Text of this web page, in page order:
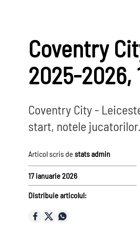
Ousmane Dembélé
Reconstrucție Manchester United
Meciuri Champions League
Golgheteri La Liga
Coventry
2025-2026,
Coventry City -
start, notele jucatorilor.
Articol scris de stats admin
17 ianuarie 2026
Distribuie articolul: